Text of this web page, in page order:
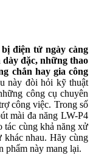
điện tử ngày càng
đặc, những thao
chắn hay gia công
này đòi hỏi kỹ thuật
công cụ chuyên
công việc. Trong số
mài đa năng LW-P4
tác cùng khả năng xử
khác nhau. Hãy cùng
phẩm này mang lại.